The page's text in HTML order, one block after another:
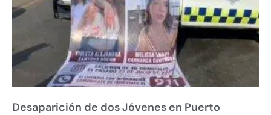
Desaparición de dos Jóvenes en Puerto